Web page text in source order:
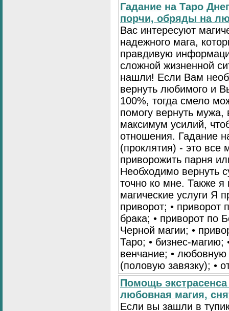
Гадание на Таро
порчи, обряды на
Вас интересуют
надежного мага,
правдивую
сложной жизненной
нашли! Если Вам
вернуть любимого и
100%, тогда смело
помогу вернуть мужа,
максимум усилий,
отношения. Гадание
(проклятия) - это все
приворожить парня
Необходимо вернуть
точно ко мне. Также
магические услуги Я
приворот; • приворот
брака; • приворот по
Черной магии; •
Таро; • бизнес-магию;
венчание; • любовную
(половую завязку); •
Помощь
любовная магия,
Если вы зашли в